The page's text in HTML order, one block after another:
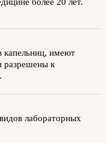
капельниц, имеют
разрешены к
лабораторных